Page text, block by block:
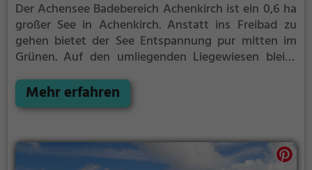
Der Achensee Badebereich Achenkirch ist ein 0,6 ha
großer See in Achenkirch. Anstatt ins Freibad zu
gehen bietet der See Entspannung pur mitten im
Grünen. Auf den umliegenden Liegewiesen bleibt
Picknicken. Von Mai bis September ist der Achensee
Badebereich Achenkirch ein beliebtes Ausflugsziel.
Achensee Badebereich Achenkirch ist die Adresse
für warme Tage.
Mehr erfahren